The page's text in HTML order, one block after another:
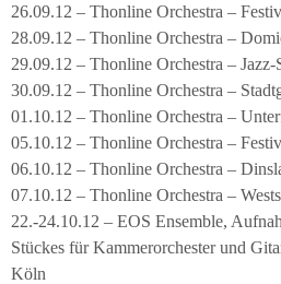
26.09.12 – Thonline Orchestra –
28.09.12 – Thonline Orchestra –
29.09.12 – Thonline Orchestra –
30.09.12 – Thonline Orchestra –
01.10.12 – Thonline Orchestra –
05.10.12 – Thonline Orchestra –
06.10.12 – Thonline Orchestra –
07.10.12 – Thonline Orchestra –
22.-24.10.12 – EOS Ensemble,
Stückes für Kammerorchester und
Köln